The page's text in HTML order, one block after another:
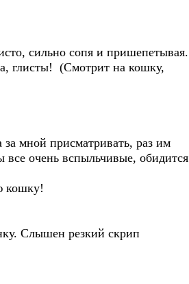
сильно сопя и пришепетывая.
глисты! (Смотрит на кошку,
мной присматривать, раз им
очень вспыльчивые, обидится
кошку!
Слышен резкий скрип